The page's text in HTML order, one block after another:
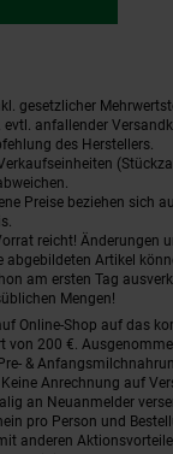
gesetzlicher
evtl. anfallender
des Herstellers.
Preise beziehen sich
reicht! Änderungen
Artikel
am ersten Tag
Mengen!
Online-Shop auf das
von 200 €.
&
Anrechnung auf
an Neuanmelder
pro Person und
anderen